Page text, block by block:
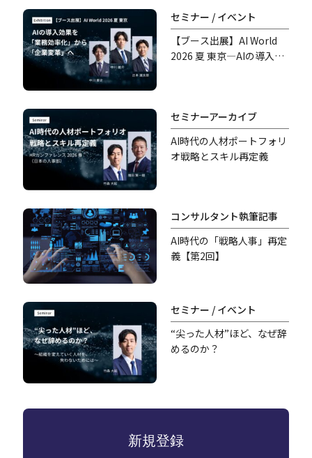
セミナー / イベント
【ブース出展】AI World
2026 夏 東京―AIの導入効
セミナーアーカイブ
AI時代の人材ポートフォリ
オ戦略とスキル再定義
コンサルタント執筆記事
AI時代の「戦略人事」再定
義【第2回】
セミナー / イベント
“尖った人材”ほど、なぜ辞
めるのか？
新規登録